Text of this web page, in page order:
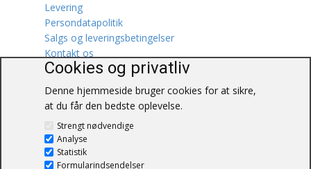
Mytologi / Sagn / Sagaer
Naturen
Oldtidskundskab
Ordbøger
Øvrige
Levering
Persondatapolitik
Salgs og leveringsbetingelser
Kontakt os
Blåkærvej 25
6052 Viuf
Tlf.:60703190
Cookies og privatliv
Denne hjemmeside bruger cookies for at sikre,
at du får den bedste oplevelse.
Strengt nødvendige
Analyse
Statistik
Formularindsendelser